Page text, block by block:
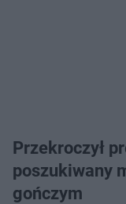
Przekroczył
poszukiwany
gończym